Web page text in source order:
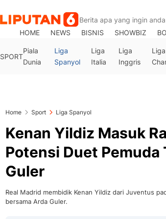
HOME
NEWS BISNIS SHOWBIZ
SPORT
Piala
Dunia
Liga
Spanyol
Liga
Italia
Liga
Inggris
Liga
Home Sport Liga Spanyol
Kenan Yildiz Masuk
Potensi Duet Pemuda
Guler
Real Madrid membidik Kenan Yildiz dari Juventus
bersama Arda Guler.